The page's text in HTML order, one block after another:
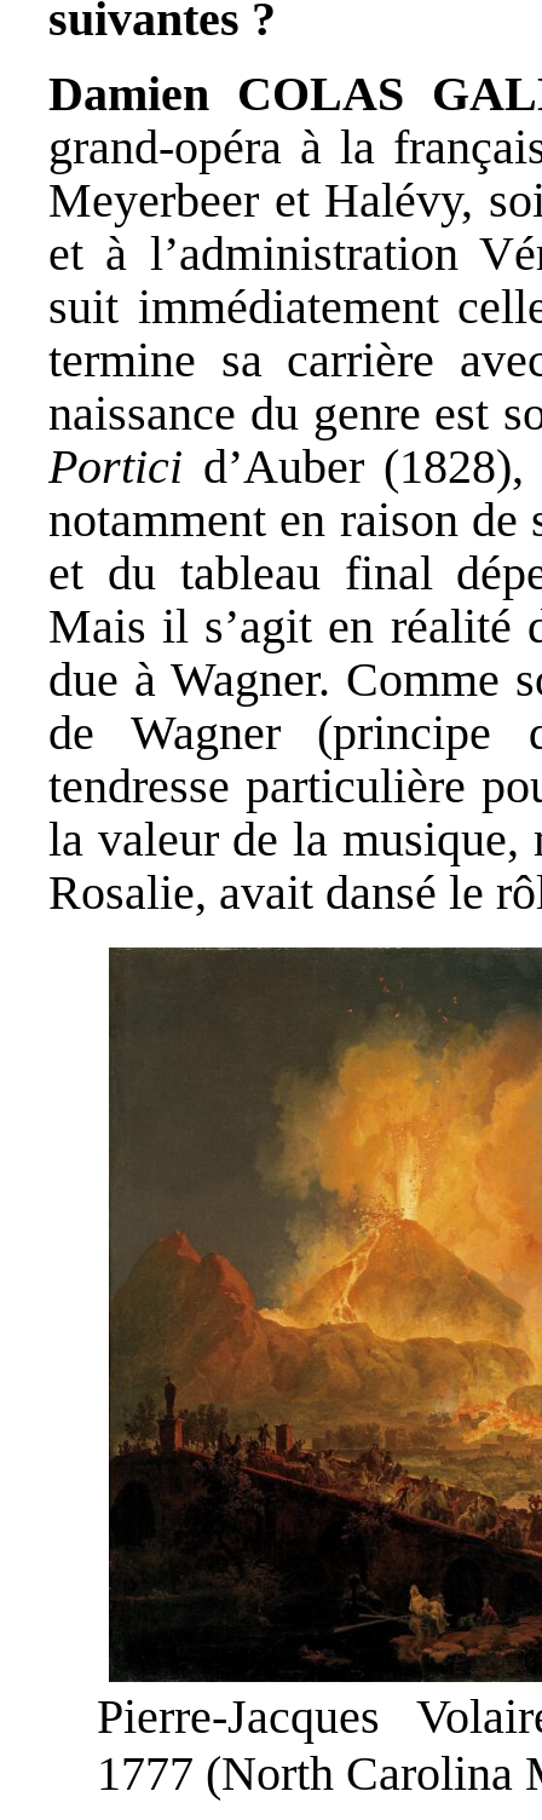
suivantes ?
Damien COLAS
grand-opéra à la
Meyerbeer et Halévy,
et à l’administration
suit immédiatement
termine sa carrière
naissance du genre est
Portici d’Auber
notamment en raison de
et du tableau final
Mais il s’agit en réalité
due à Wagner. Comme
de Wagner (principe
tendresse particulière
la valeur de la musique,
Rosalie, avait dansé le
Pierre-Jacques
1777 (North Carolina